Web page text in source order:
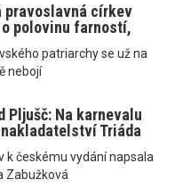
pravoslavná církev
polovinu farností,
patriarchy se už na
nebojí
Pljušč: Na karnevalu
Triáda
k českému vydání napsala
Zabužková